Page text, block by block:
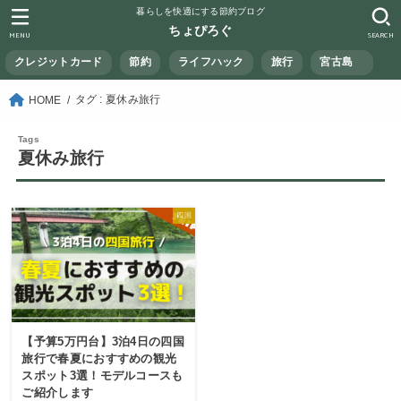
暮らしを快適にする節約ブログ
ちょぴろぐ
クレジットカード 節約 ライフハック 旅行 宮古島
SEARCH
MENU
HOME タグ : 夏休み旅行
夏休み旅行
四国
【予算5万円台】3泊4日の四国
旅行で春夏におすすめの観光
スポット3選！モデルコースも
ご紹介します